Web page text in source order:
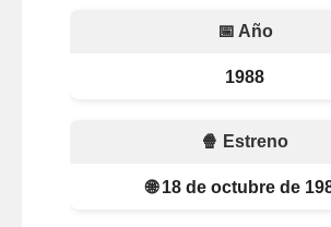
📅 Año
1988
🍿 Estreno
🌐 18 de octubre de